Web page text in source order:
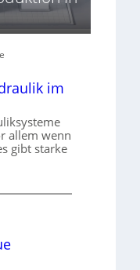
im
allem wenn
gibt starke